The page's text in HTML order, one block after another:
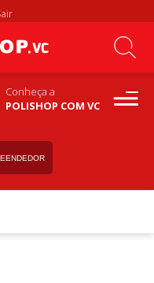
Conheça a
POLISHOP COM VC